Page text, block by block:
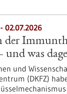
02.07.2026
der
und was
und
(DKFZ)